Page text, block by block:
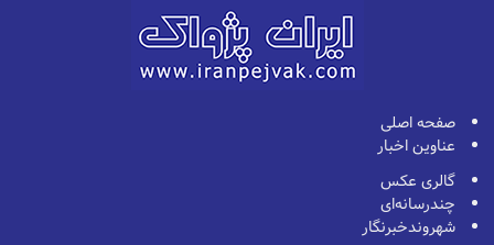
صفحه اصلی
عناوین اخبار
گالری عکس
چندرسانه‌ای
شهروندخبرنگار